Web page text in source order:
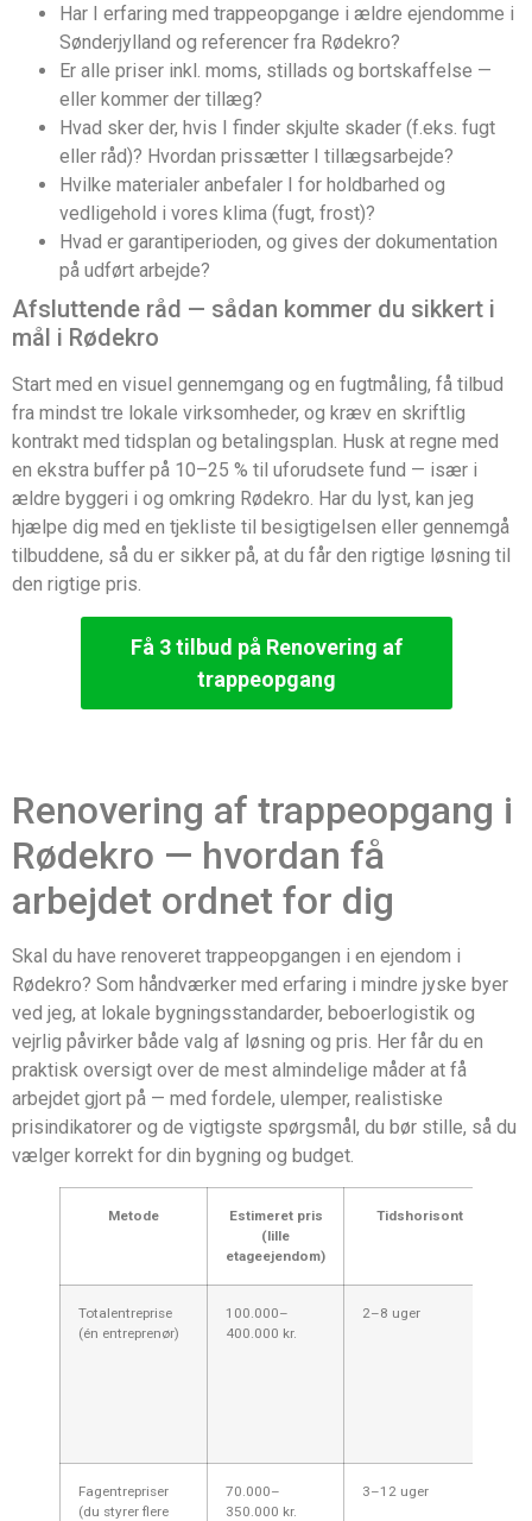
Har I erfaring med trappeopgange i ældre ejendomme i
Sønderjylland og referencer fra Rødekro?
Er alle priser inkl. moms, stillads og bortskaffelse —
eller kommer der tillæg?
Hvad sker der, hvis I finder skjulte skader (f.eks. fugt
eller råd)? Hvordan prissætter I tillægsarbejde?
Hvilke materialer anbefaler I for holdbarhed og
vedligehold i vores klima (fugt, frost)?
Hvad er garantiperioden, og gives der dokumentation
på udført arbejde?
Afsluttende råd — sådan kommer du sikkert i
mål i Rødekro
Start med en visuel gennemgang og en fugtmåling, få tilbud
fra mindst tre lokale virksomheder, og kræv en skriftlig
kontrakt med tidsplan og betalingsplan. Husk at regne med
en ekstra buffer på 10–25 % til uforudsete fund — især i
ældre byggeri i og omkring Rødekro. Har du lyst, kan jeg
hjælpe dig med en tjekliste til besigtigelsen eller gennemgå
tilbuddene, så du er sikker på, at du får den rigtige løsning til
den rigtige pris.
Få 3 tilbud på Renovering af
trappeopgang
Renovering af trappeopgang i
Rødekro — hvordan få
arbejdet ordnet for dig
Skal du have renoveret trappeopgangen i en ejendom i
Rødekro? Som håndværker med erfaring i mindre jyske byer
ved jeg, at lokale bygningsstandarder, beboerlogistik og
vejrlig påvirker både valg af løsning og pris. Her får du en
praktisk oversigt over de mest almindelige måder at få
arbejdet gjort på — med fordele, ulemper, realistiske
prisindikatorer og de vigtigste spørgsmål, du bør stille, så du
vælger korrekt for din bygning og budget.
Metode
Estimeret pris
(lille
etageejendom)
Tidshorisont
Totalentreprise
(én entreprenør)
100.000–
400.000 kr.
2–8 uger
Fagentrepriser
(du styrer flere
70.000–
350.000 kr.
3–12 uger